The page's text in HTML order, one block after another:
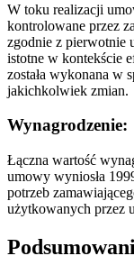
W toku realizacji
kontrolowane przez
zgodnie z pierwotnie
istotne w kontekście
została wykonana w
jakichkolwiek zmian.
Wynagrodzenie:
Łączna wartość
umowy wyniosła
potrzeb
użytkowanych przez